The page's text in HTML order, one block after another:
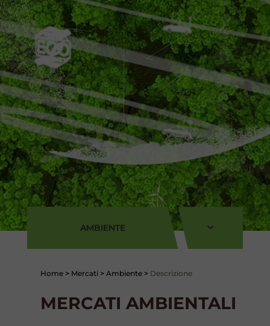
AMBIENTE
Home > Mercati > Ambiente > Descrizione
MERCATI AMBIENTALI